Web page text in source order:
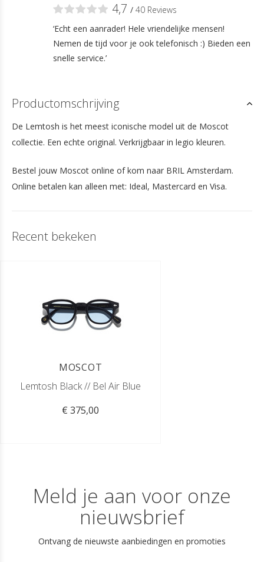
4,7 / 40 Reviews
‘Echt een aanrader! Hele vriendelijke mensen!
Nemen de tijd voor je ook telefonisch :) Bieden een
snelle service.’
Productomschrijving
De Lemtosh is het meest iconische model uit de Moscot
collectie. Een echte original. Verkrijgbaar in legio kleuren.
Bestel jouw Moscot online of kom naar BRIL Amsterdam.
Online betalen kan alleen met: Ideal, Mastercard en Visa.
Recent bekeken
MOSCOT
Lemtosh Black // Bel Air Blue
€ 375,00
Meld je aan voor onze
nieuwsbrief
Ontvang de nieuwste aanbiedingen en promoties